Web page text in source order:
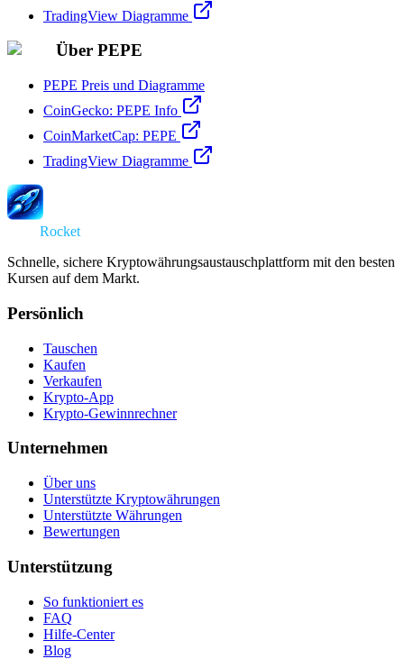
TradingView Diagramme
Über PEPE
PEPE Preis und Diagramme
CoinGecko: PEPE Info
CoinMarketCap: PEPE
TradingView Diagramme
Rocket
Schnelle, sichere Kryptowährungsaustauschplattform mit den besten
Kursen auf dem Markt.
Persönlich
Tauschen
Kaufen
Verkaufen
Krypto-App
Krypto-Gewinnrechner
Unternehmen
Über uns
Unterstützte Kryptowährungen
Unterstützte Währungen
Bewertungen
Unterstützung
So funktioniert es
FAQ
Hilfe-Center
Blog